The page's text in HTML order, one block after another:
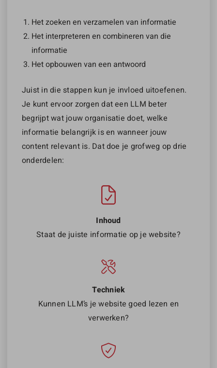
Het zoeken en verzamelen van informatie
Het interpreteren en combineren van die
informatie
Het opbouwen van een antwoord
Juist in die stappen kun je invloed uitoefenen.
Je kunt ervoor zorgen dat een LLM beter
begrijpt wat jouw organisatie doet, welke
informatie belangrijk is en wanneer jouw
content relevant is. Dat doe je grofweg op drie
onderdelen:
Inhoud
Staat de juiste informatie op je website?
Techniek
Kunnen LLM’s je website goed lezen en
verwerken?